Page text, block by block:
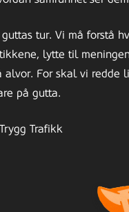
tur. Vi må forstå
lytte til
alvor. For skal vi redde
på gutta.
Trafikk